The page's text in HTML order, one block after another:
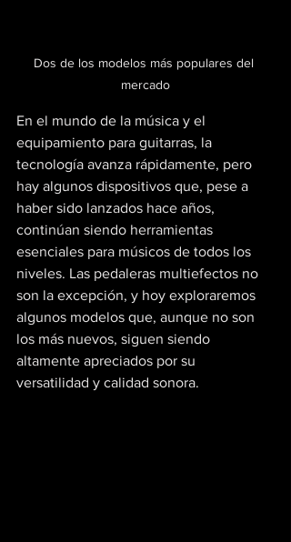
Dos de los modelos más populares del
mercado
En el mundo de la música y el
equipamiento para guitarras, la
tecnología avanza rápidamente, pero
hay algunos dispositivos que, pese a
haber sido lanzados hace años,
continúan siendo herramientas
esenciales para músicos de todos los
niveles. Las pedaleras multiefectos no
son la excepción, y hoy exploraremos
algunos modelos que, aunque no son
los más nuevos, siguen siendo
altamente apreciados por su
versatilidad y calidad sonora.